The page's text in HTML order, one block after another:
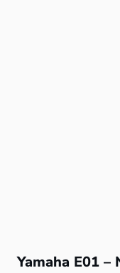
Yamaha E01